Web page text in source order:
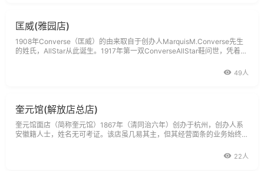
匡威(雅园店)
1908年Converse（匡威）的由来取自于创办人MarquisM.Converse先生
的姓氏，AllStar从此诞生。1917年第一双ConverseAllStar鞋问世，凭着产
kTaylor的年轻篮球运动员加入了职篮联盟，选ConverseAllStar鞋做的运动
49人
奎元馆(解放店总店)
奎元馆面店（简称奎元馆）1867年（清同治六年）创办于杭州，创办人系
安徽籍人士，姓名无可考证。该店虽几易其主，但其经营面条的业务始终未
期，奎元馆已颇有名气，游客中广泛流传着一句口头禅：到杭州不吃奎元馆
22人